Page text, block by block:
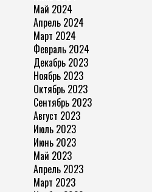
Май 2024
Апрель 2024
Март 2024
Февраль 2024
Декабрь 2023
Ноябрь 2023
Октябрь 2023
Сентябрь 2023
Август 2023
Июль 2023
Июнь 2023
Май 2023
Апрель 2023
Март 2023